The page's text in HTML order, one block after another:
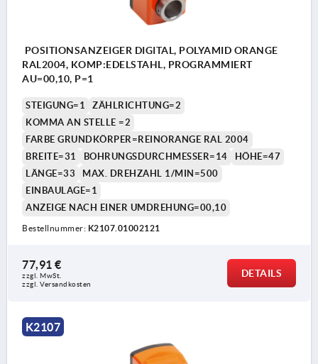
POSITIONSANZEIGER DIGITAL, POLYAMID ORANGE
RAL2004, KOMP:EDELSTAHL, PROGRAMMIERT
AU=00,10, P=1
STEIGUNG=1
ZÄHLRICHTUNG=2
KOMMA AN STELLE =2
FARBE GRUNDKÖRPER=REINORANGE RAL 2004
BREITE=31
BOHRUNGSDURCHMESSER=14
HÖHE=47
LÄNGE=33
MAX. DREHZAHL 1/MIN=500
EINBAULAGE=1
ANZEIGE NACH EINER UMDREHUNG=00,10
Bestellnummer: K2107.01002121
77,91 €
zzgl. MwSt.
zzgl. Versandkosten
DETAILS
K2107